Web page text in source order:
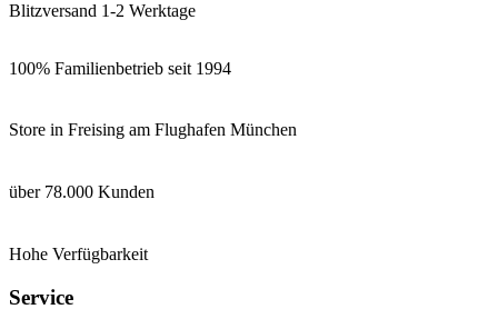
Blitzversand 1-2 Werktage
100% Familienbetrieb seit 1994
Store in Freising am Flughafen München
über 78.000 Kunden
Hohe Verfügbarkeit
Service